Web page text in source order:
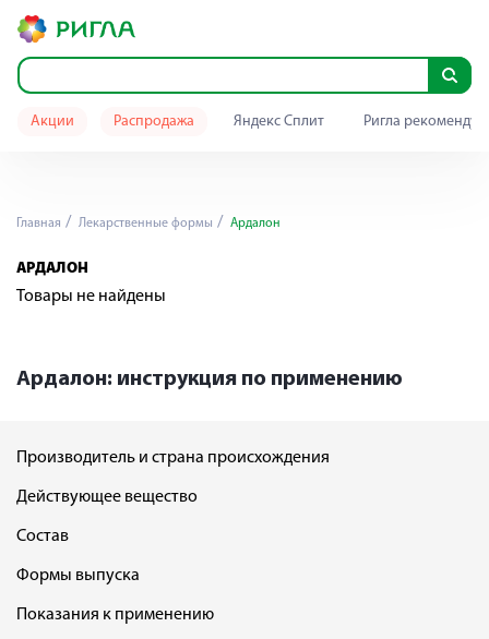
Акции Распродажа Яндекс Сплит Ригла
Главная Лекарственные формы Ардалон
АРДАЛОН
Товары не найдены
Ардалон: инструкция по применению
Производитель и страна происхождения
Действующее вещество
Состав
Формы выпуска
Показания к применению